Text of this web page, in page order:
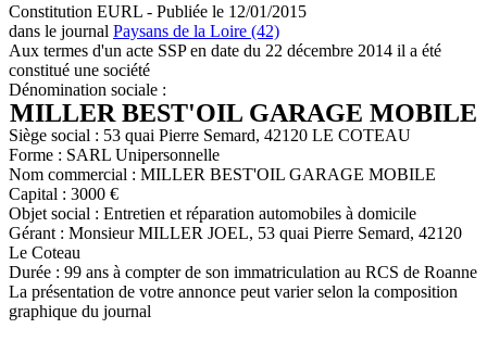
Constitution EURL - Publiée le 12/01/2015
dans le journal Paysans de la Loire (42)
Aux termes d'un acte SSP en date du 22 décembre 2014 il a été
constitué une société
Dénomination sociale :
MILLER BEST'OIL GARAGE MOBILE
Siège social : 53 quai Pierre Semard, 42120 LE COTEAU
Forme : SARL Unipersonnelle
Nom commercial : MILLER BEST'OIL GARAGE MOBILE
Capital : 3000 €
Objet social : Entretien et réparation automobiles à domicile
Gérant : Monsieur MILLER JOEL, 53 quai Pierre Semard, 42120
Le Coteau
Durée : 99 ans à compter de son immatriculation au RCS de Roanne
La présentation de votre annonce peut varier selon la composition
graphique du journal